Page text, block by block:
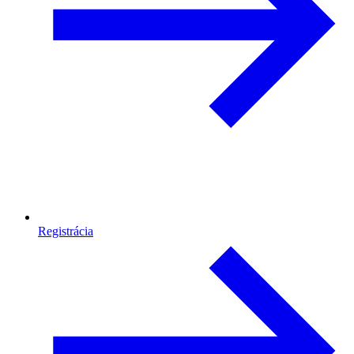
Registrácia